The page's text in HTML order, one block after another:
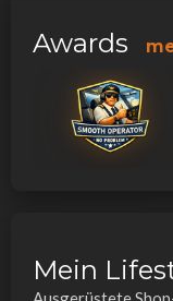
Awards
Mein